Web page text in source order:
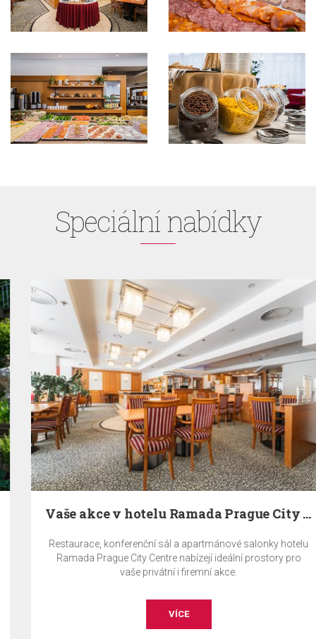
Speciální nabídky
Vaše akce v hotelu Ramada Prague City Centre
Restaurace, konferenční sál a apartmánové salonky hotelu
Ramada Prague City Centre nabízejí ideální prostory pro
vaše privátní i firemní akce.